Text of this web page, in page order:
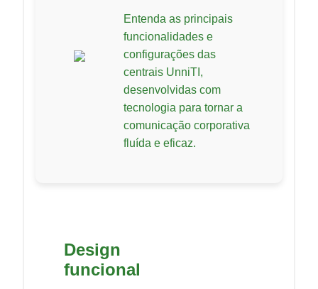
Entenda as principais
funcionalidades e
configurações das
centrais UnniTI,
desenvolvidas com
tecnologia para tornar a
comunicação corporativa
fluída e eficaz.
Design
funcional